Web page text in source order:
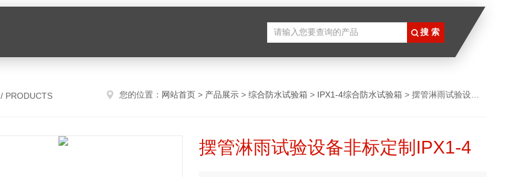
/ PRODUCTS 您的位置： 网站首页 > 产品展示 > 综合防水试验箱 > IPX1-4综合防水试验箱 > 摆管淋雨试验设备非标定制IPX1-4
摆管淋雨试验设备非标定制IPX1-4